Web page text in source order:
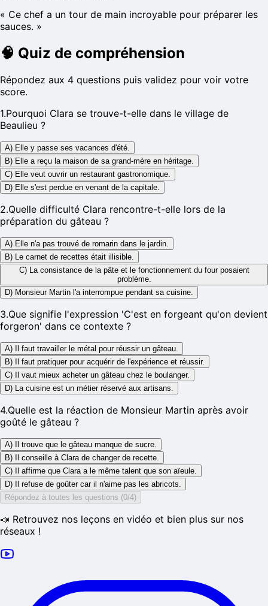
« Ce chef a un tour de main incroyable pour préparer les
sauces. »
🧠 Quiz de compréhension
Répondez aux 4 questions puis validez pour voir votre
score.
1.Pourquoi Clara se trouve-t-elle dans le village de
Beaulieu ?
A) Elle y passe ses vacances d'été.
B) Elle a reçu la maison de sa grand-mère en héritage.
C) Elle veut ouvrir un restaurant gastronomique.
D) Elle s'est perdue en venant de la capitale.
2.Quelle difficulté Clara rencontre-t-elle lors de la
préparation du gâteau ?
A) Elle n'a pas trouvé de romarin dans le jardin.
B) Le carnet de recettes était illisible.
C) La consistance de la pâte et le fonctionnement du four posaient
problème.
D) Monsieur Martin l'a interrompue pendant sa cuisine.
3.Que signifie l'expression 'C'est en forgeant qu'on devient
forgeron' dans ce contexte ?
A) Il faut travailler le métal pour réussir un gâteau.
B) Il faut pratiquer pour acquérir de l'expérience et réussir.
C) Il vaut mieux acheter un gâteau chez le boulanger.
D) La cuisine est un métier réservé aux artisans.
4.Quelle est la réaction de Monsieur Martin après avoir
goûté le gâteau ?
A) Il trouve que le gâteau manque de sucre.
B) Il conseille à Clara de changer de recette.
C) Il affirme que Clara a le même talent que son aïeule.
D) Il refuse de goûter car il n'aime pas les abricots.
Répondez à toutes les questions (0/4)
📣 Retrouvez nos leçons en vidéo et bien plus sur nos
réseaux !